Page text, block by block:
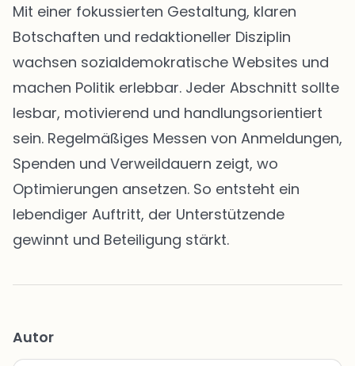
Mit einer fokussierten Gestaltung, klaren
Botschaften und redaktioneller Disziplin
wachsen sozialdemokratische Websites und
machen Politik erlebbar. Jeder Abschnitt sollte
lesbar, motivierend und handlungsorientiert
sein. Regelmäßiges Messen von Anmeldungen,
Spenden und Verweildauern zeigt, wo
Optimierungen ansetzen. So entsteht ein
lebendiger Auftritt, der Unterstützende
gewinnt und Beteiligung stärkt.
Autor